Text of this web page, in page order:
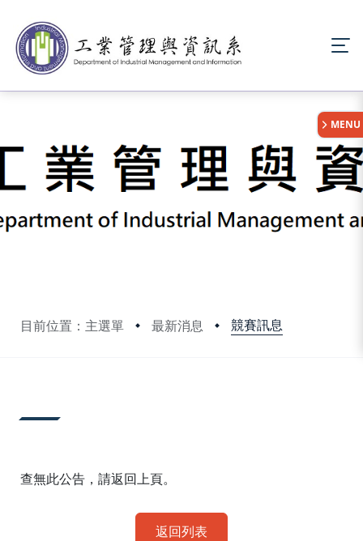
目前位置：主選單 最新消息 競賽訊息
:::
MENU
查無此公告，請返回上頁。
返回列表